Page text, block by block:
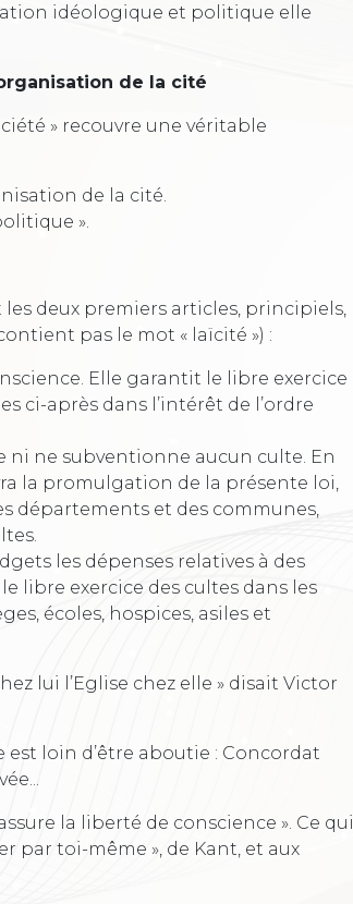
idéologique et politique elle
de la cité
» recouvre une véritable
de la cité.
».
deux premiers articles, principiels,
pas le mot « laïcité ») :
Elle garantit le libre exercice
ci-après dans l’intérêt de l’ordre
ni ne subventionne aucun culte. En
la promulgation de la présente loi,
départements et des communes,
les dépenses relatives à des
libre exercice des cultes dans les
écoles, hospices, asiles et
lui l’Eglise chez elle » disait Victor
loin d’être aboutie : Concordat
la liberté de conscience ». Ce qui
par toi-même », de Kant, et aux